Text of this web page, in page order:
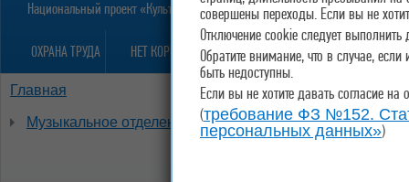
совершены переходы. Если вы не
Отключение cookie следует
Обратите внимание, что в случае,
быть недоступны.
Если вы не хотите давать согласие
(требование ФЗ №152.
персональных данных»)
Национальный проект «Культура»
ОХРАНА ТРУДА НЕТ КОРРУПЦИИ!
Новости
Главная
Музыкальное отделение